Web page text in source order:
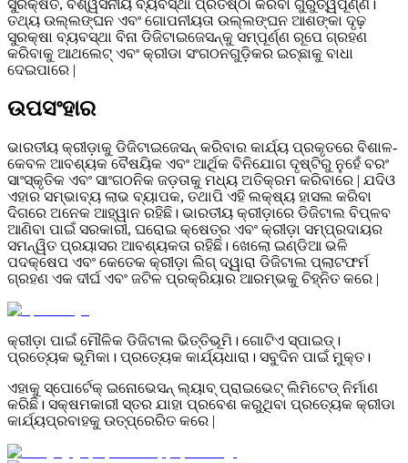
ସୁରକ୍ଷିତ, ବିଶ୍ୱସନୀୟ ବ୍ୟବସ୍ଥା ପ୍ରତିଷ୍ଠା କରିବା ଗୁରୁତ୍ୱପୂର୍ଣ୍ଣ।
ତଥ୍ୟ ଉଲ୍ଲଙ୍ଘନ ଏବଂ ଗୋପନୀୟତା ଉଲ୍ଲଙ୍ଘନ ଆଶଙ୍କା ଦୃଢ଼
ସୁରକ୍ଷା ବ୍ୟବସ୍ଥା ବିନା ଡିଜିଟାଇଜେସନ୍କୁ ସମ୍ପୂର୍ଣ୍ଣ ରୂପେ ଗ୍ରହଣ
କରିବାକୁ ଆଥଲେଟ୍ ଏବଂ କ୍ରୀଡା ସଂଗଠନଗୁଡ଼ିକର ଇଚ୍ଛାକୁ ବାଧା
ଦେଇପାରେ |
ଉପସଂହାର
ଭାରତୀୟ କ୍ରୀଡ଼ାକୁ ଡିଜିଟାଇଜେସନ୍ କରିବାର କାର୍ଯ୍ୟ ପ୍ରକୃତରେ ବିଶାଳ-
କେବଳ ଆବଶ୍ୟକ ବୈଷୟିକ ଏବଂ ଆର୍ଥିକ ବିନିଯୋଗ ଦୃଷ୍ଟିରୁ ନୁହେଁ ବରଂ
ସାଂସ୍କୃତିକ ଏବଂ ସାଂଗଠନିକ ଜଡ଼ତାକୁ ମଧ୍ୟ ଅତିକ୍ରମ କରିବାରେ | ଯଦିଓ
ଏହାର ସମ୍ଭାବ୍ୟ ଲାଭ ବ୍ୟାପକ, ତଥାପି ଏହି ଲକ୍ଷ୍ୟ ହାସଲ କରିବା
ଦିଗରେ ଅନେକ ଆହ୍ୱାନ ରହିଛି। ଭାରତୀୟ କ୍ରୀଡ଼ାରେ ଡିଜିଟାଲ ବିପ୍ଳବ
ଆଣିବା ପାଇଁ ସରକାରୀ, ଘରୋଇ କ୍ଷେତ୍ର ଏବଂ କ୍ରୀଡ଼ା ସମ୍ପ୍ରଦାୟର
ସମନ୍ୱିତ ପ୍ରୟାସର ଆବଶ୍ୟକତା ରହିଛି। ଖେଲୋ ଇଣ୍ଡିଆ ଭଳି
ପଦକ୍ଷେପ ଏବଂ କେତେକ କ୍ରୀଡ଼ା ଲିଗ୍ ଦ୍ୱାରା ଡିଜିଟାଲ ପ୍ଲାଟଫର୍ମ
ଗ୍ରହଣ ଏକ ଦୀର୍ଘ ଏବଂ ଜଟିଳ ପ୍ରକ୍ରିୟାର ଆରମ୍ଭକୁ ଚିହ୍ନିତ କରେ |
କ୍ରୀଡ଼ା ପାଇଁ ମୌଳିକ ଡିଜିଟାଲ ଭିତ୍ତିଭୂମି। ଗୋଟିଏ ସ୍ପାଇଡ୍।
ପ୍ରତ୍ୟେକ ଭୂମିକା। ପ୍ରତ୍ୟେକ କାର୍ଯ୍ୟଧାରା। ସବୁଦିନ ପାଇଁ ମୁକ୍ତ।
ଏହାକୁ ସ୍ପୋର୍ଟେକ୍ ଇନୋଭେସନ୍ ଲ୍ୟାବ୍ ପ୍ରାଇଭେଟ୍ ଲିମିଟେଡ୍ ନିର୍ମାଣ
କରିଛି। ସକ୍ଷମକାରୀ ସ୍ତର ଯାହା ପ୍ରବେଶ କରୁଥିବା ପ୍ରତ୍ୟେକ କ୍ରୀଡା
କାର୍ଯ୍ୟପ୍ରବାହକୁ ଉତ୍ପ୍ରେରିତ କରେ |